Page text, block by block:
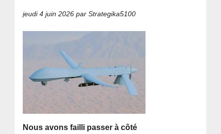
jeudi 4 juin 2026 par Strategika5100
Nous avons failli passer à côté